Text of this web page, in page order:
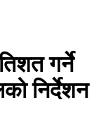
गर्ने
निर्देशन